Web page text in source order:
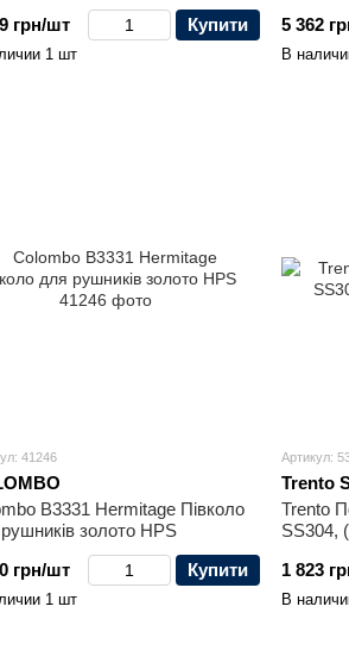
грн/шт
Купити
1 шт
5 362
В
41246
B3331 Hermitage Півколо
золото HPS
грн/шт
Купити
1 шт
Артикул:
Trento
Trento
SS304,
1 823
В